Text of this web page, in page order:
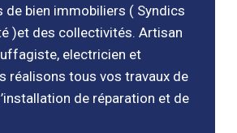
coûts d’eau et d’énergie. Nos
sont disponibles 24h/24 et
à vos besoins d’urgence, et nous
des services de qualité à
de bien immobiliers ( Syndics
)et des collectivités. Artisan
electricien et
réalisons tous vos travaux de
de réparation et de